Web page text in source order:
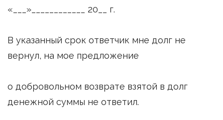
«___»____________ 20__ г.
В указанный срок ответчик мне долг не
вернул, на мое предложение
о добровольном возврате взятой в долг
денежной суммы не ответил.